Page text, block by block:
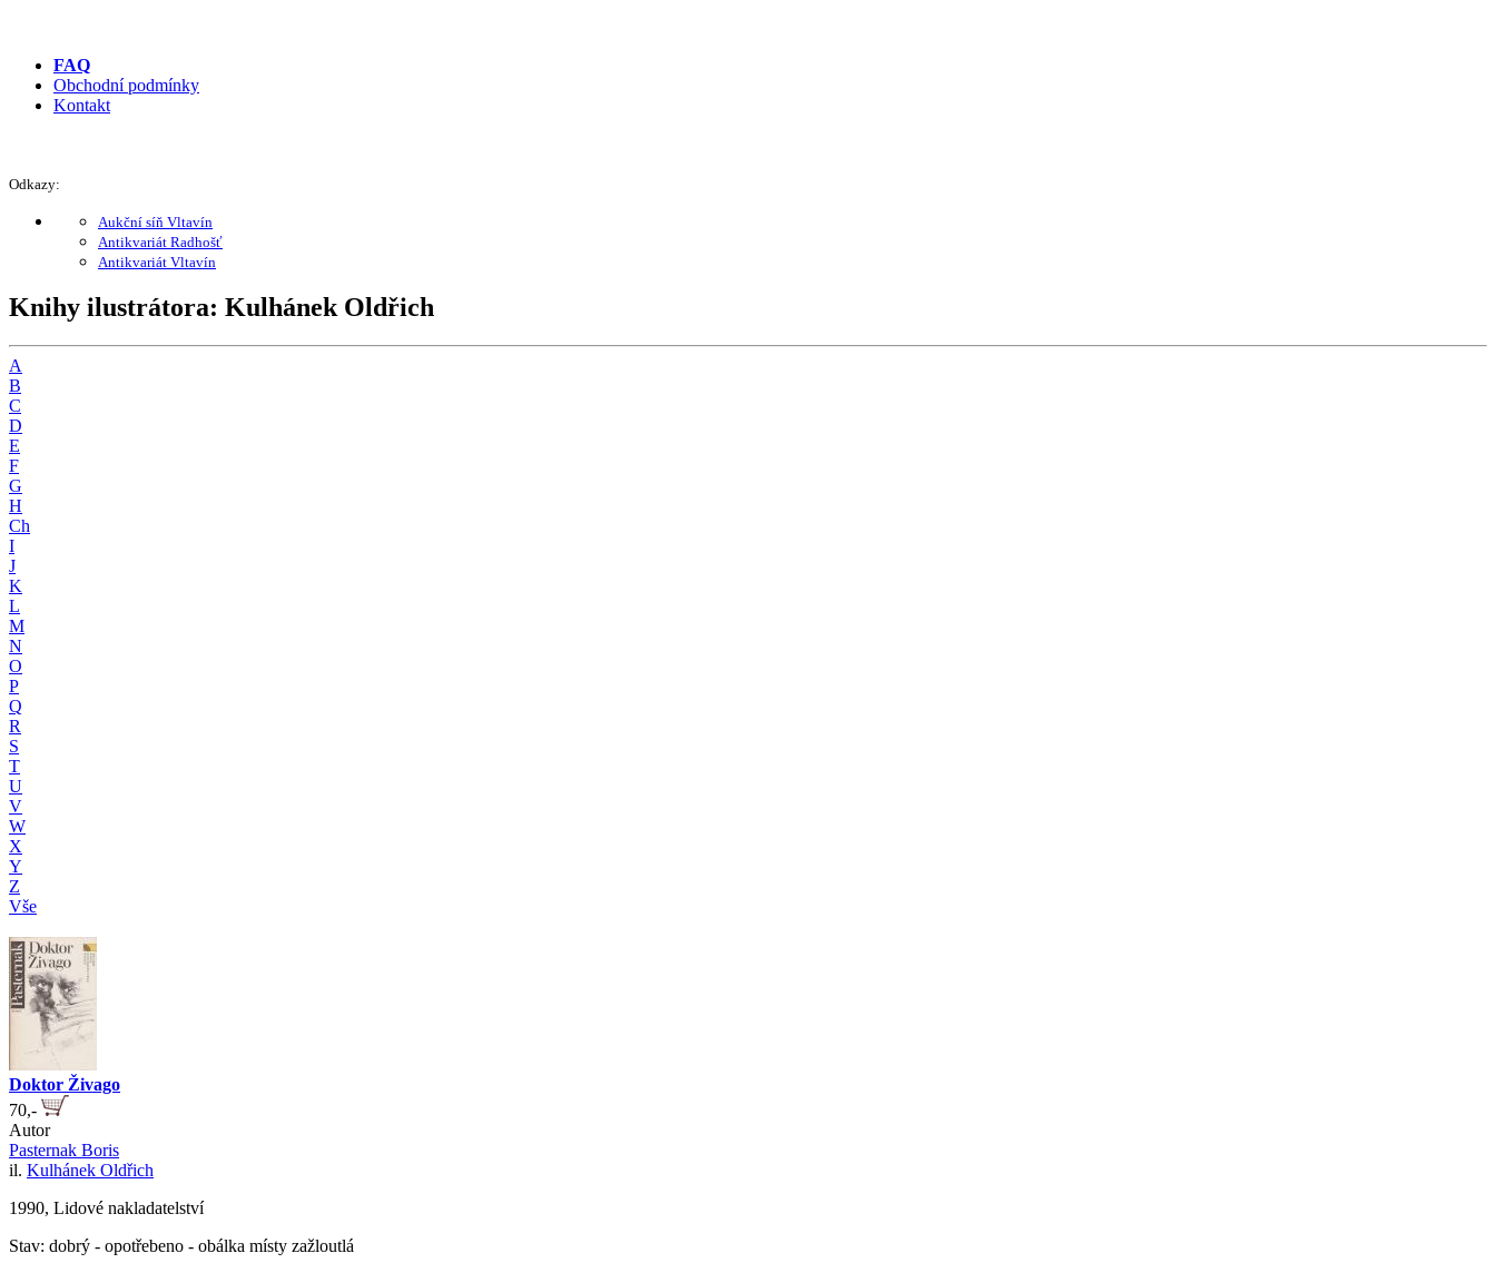
FAQ
Obchodní podmínky
Kontakt
Odkazy:
Aukční síň Vltavín
Antikvariát Radhošť
Antikvariát Vltavín
Knihy ilustrátora: Kulhánek Oldřich
A
B
C
D
E
F
G
H
Ch
I
J
K
L
M
N
O
P
Q
R
S
T
U
V
W
X
Y
Z
Vše
Doktor Živago
70,-
Autor
Pasternak Boris
il. Kulhánek Oldřich
1990, Lidové nakladatelství
Stav: dobrý - opotřebeno - obálka místy zažloutlá